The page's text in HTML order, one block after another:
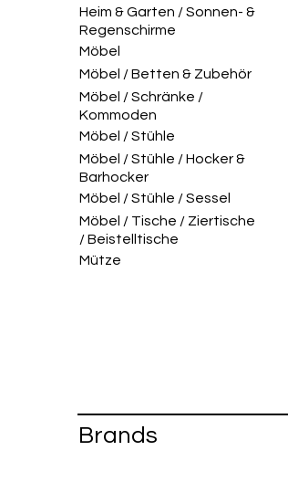
Heim & Garten / Sonnen- &
Regenschirme
Möbel
Möbel / Betten & Zubehör
Möbel / Schränke /
Kommoden
Möbel / Stühle
Möbel / Stühle / Hocker &
Barhocker
Möbel / Stühle / Sessel
Möbel / Tische / Ziertische
/ Beistelltische
Mütze
Brands